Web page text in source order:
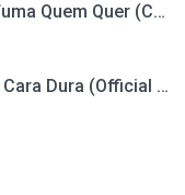
MC Kadu e MC Magal - Fuma Quem Quer (Clipe Oficial) DJ VICTOR
MC L Da Vinte e MC AK - Cara Dura (Official Music Video)